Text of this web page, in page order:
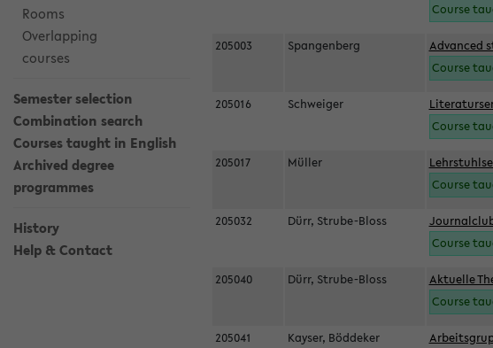
Rooms
Overlapping
courses
Semester selection
Combination search
Courses taught in English
Archived degree
programmes
History
Help & Contact
Course
205003 Spangenberg
Advanced
Course
205016 Schweiger
Course
205017 Müller
Course
205032 Dürr, Strube-Bloss
Course
205040 Dürr, Strube-Bloss
Aktuelle
Course
205041 Kayser, Böddeker